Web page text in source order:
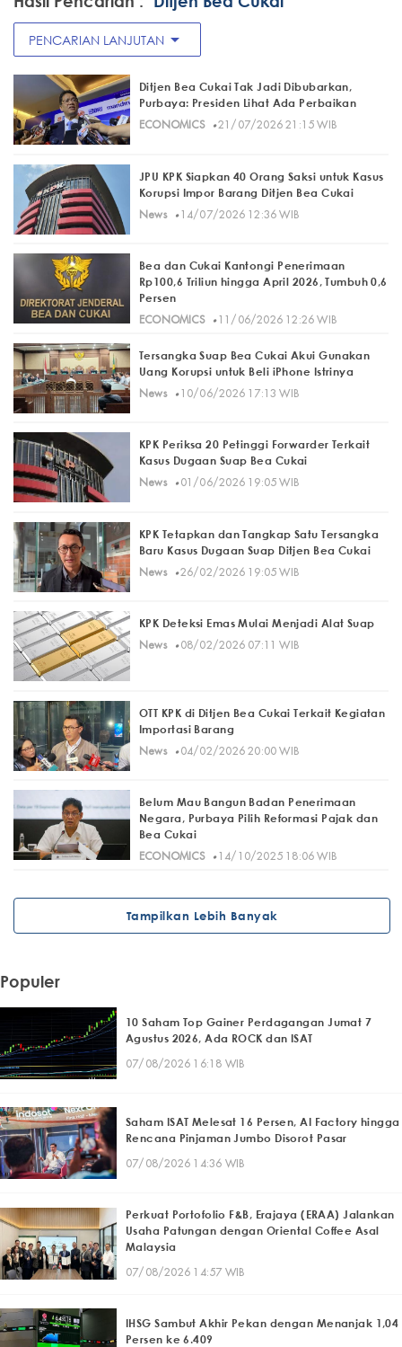
PENCARIAN LANJUTAN arrow_drop_down
Ditjen Bea Cukai Tak Jadi Dibubarkan,
Purbaya: Presiden Lihat Ada Perbaikan
ECONOMICS· 21/07/2026 21:15 WIB
JPU KPK Siapkan 40 Orang Saksi untuk Kasus
Korupsi Impor Barang Ditjen Bea Cukai
News· 14/07/2026 12:36 WIB
Bea dan Cukai Kantongi Penerimaan
Rp100,6 Triliun hingga April 2026, Tumbuh 0,6
Persen
ECONOMICS· 11/06/2026 12:26 WIB
Tersangka Suap Bea Cukai Akui Gunakan
Uang Korupsi untuk Beli iPhone Istrinya
News· 10/06/2026 17:13 WIB
KPK Periksa 20 Petinggi Forwarder Terkait
Kasus Dugaan Suap Bea Cukai
News· 01/06/2026 19:05 WIB
KPK Tetapkan dan Tangkap Satu Tersangka
Baru Kasus Dugaan Suap Ditjen Bea Cukai
News· 26/02/2026 19:05 WIB
KPK Deteksi Emas Mulai Menjadi Alat Suap
News· 08/02/2026 07:11 WIB
OTT KPK di Ditjen Bea Cukai Terkait Kegiatan
Importasi Barang
News· 04/02/2026 20:00 WIB
Belum Mau Bangun Badan Penerimaan
Negara, Purbaya Pilih Reformasi Pajak dan
Bea Cukai
ECONOMICS· 14/10/2025 18:06 WIB
Tampilkan Lebih Banyak
Populer
10 Saham Top Gainer Perdagangan Jumat 7
Agustus 2026, Ada ROCK dan ISAT
07/08/2026 16:18 WIB
Saham ISAT Melesat 16 Persen, AI Factory hingga
Rencana Pinjaman Jumbo Disorot Pasar
07/08/2026 14:36 WIB
Perkuat Portofolio F&B, Erajaya (ERAA) Jalankan
Usaha Patungan dengan Oriental Coffee Asal
Malaysia
07/08/2026 14:57 WIB
IHSG Sambut Akhir Pekan dengan Menanjak 1,04
Persen ke 6.409